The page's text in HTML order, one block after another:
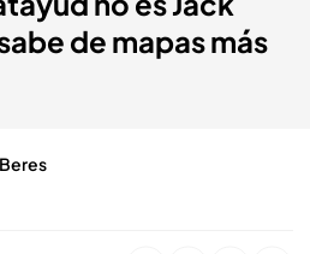
de mapas más